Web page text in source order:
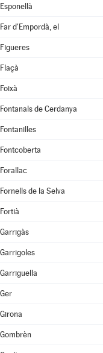
Esponellà
Far d'Empordà, el
Figueres
Flaçà
Foixà
Fontanals de Cerdanya
Fontanilles
Fontcoberta
Forallac
Fornells de la Selva
Fortià
Garrigàs
Garrigoles
Garriguella
Ger
Girona
Gombrèn